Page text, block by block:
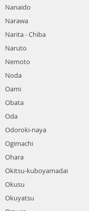
Nanaido
Narawa
Narita - Chiba
Naruto
Nemoto
Noda
Oami
Obata
Oda
Odoroki-naya
Ogimachi
Ohara
Okitsu-kuboyamadai
Okusu
Okuyatsu